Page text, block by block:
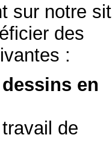
sur notre
des
:
en
de